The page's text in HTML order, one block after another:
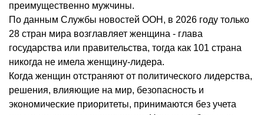
преимущественно мужчины.
По данным Службы новостей ООН, в 2026 году только
28 стран мира возглавляет женщина - глава
государства или правительства, тогда как 101 страна
никогда не имела женщину‑лидера.
Когда женщин отстраняют от политического лидерства,
решения, влияющие на мир, безопасность и
экономические приоритеты, принимаются без учета